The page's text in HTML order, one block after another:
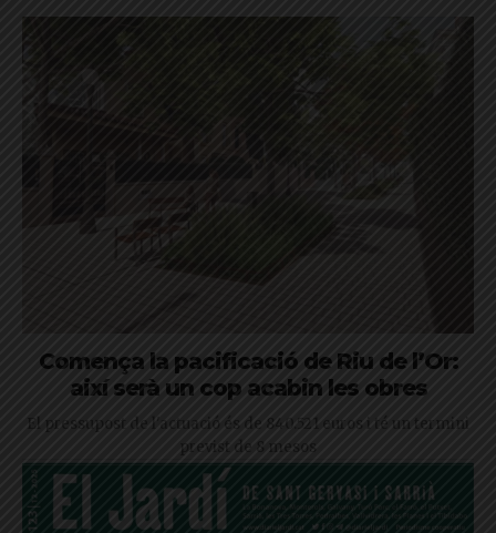
Comença la pacificació de Riu de l’Or:
així serà un cop acabin les obres
El pressupost de l'actuació és de 840.521 euros i té un termini
previst de 8 mesos